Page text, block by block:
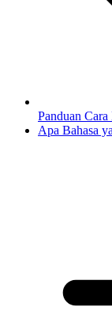
Panduan
Apa Bahasa